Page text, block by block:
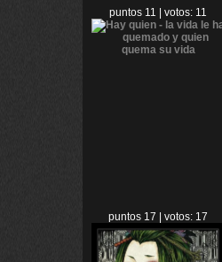
puntos 11 | votos: 11
puntos 17 | votos: 17